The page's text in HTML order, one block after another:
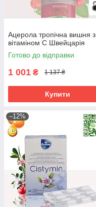
Ацерола тропічна вишня з
вітаміном С Швейцарія
Готово до відправки
1 001 ₴ 1 137 ₴
Купити
–12%